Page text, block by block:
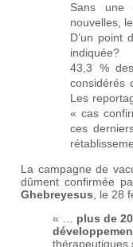
Sans une
nouvelles,
D’un point
indiquée?
43,3 %
considérés
Les
« cas
ces
La campagne de
dûment confirmée
Ghebreyesus, le 28
« … plus de
thérapeutiques